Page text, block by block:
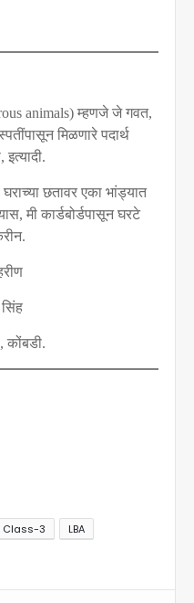
animals) म्हणजे जे गवत,
मिळणारे पदार्थ
, इत्यादी.
घराच्या छतावर एका भांड्यात
, मी कार्डबोर्डपासून घरटे
सिंह
, कोंबडी.
Class-3
LBA